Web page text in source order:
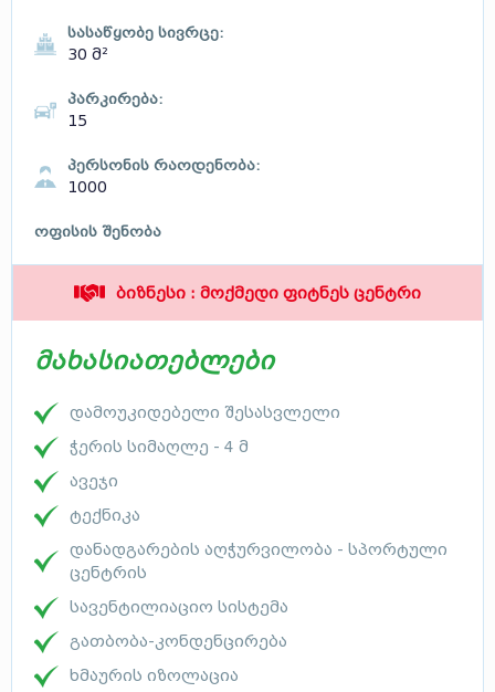
სასაწყობე სივრცე:
30 მ²
პარკირება:
15
პერსონის რაოდენობა:
1000
ოფისის შენობა
ბიზნესი : მოქმედი ფიტნეს ცენტრი
მახასიათებლები
დამოუკიდებელი შესასვლელი
ჭერის სიმაღლე - 4 მ
ავეჯი
ტექნიკა
დანადგარების აღჭურვილობა - სპორტული
ცენტრის
სავენტილიაციო სისტემა
გათბობა-კონდენცირება
ხმაურის იზოლაცია